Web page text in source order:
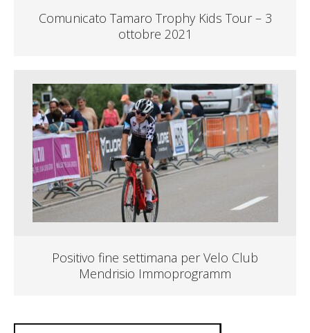
Comunicato Tamaro Trophy Kids Tour – 3
ottobre 2021
Positivo fine settimana per Velo Club
Mendrisio Immoprogramm